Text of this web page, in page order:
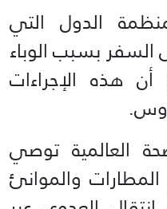
الدول التي
بسبب الوباء
هذه الإجراءات
العالمية توصي
والموانئ